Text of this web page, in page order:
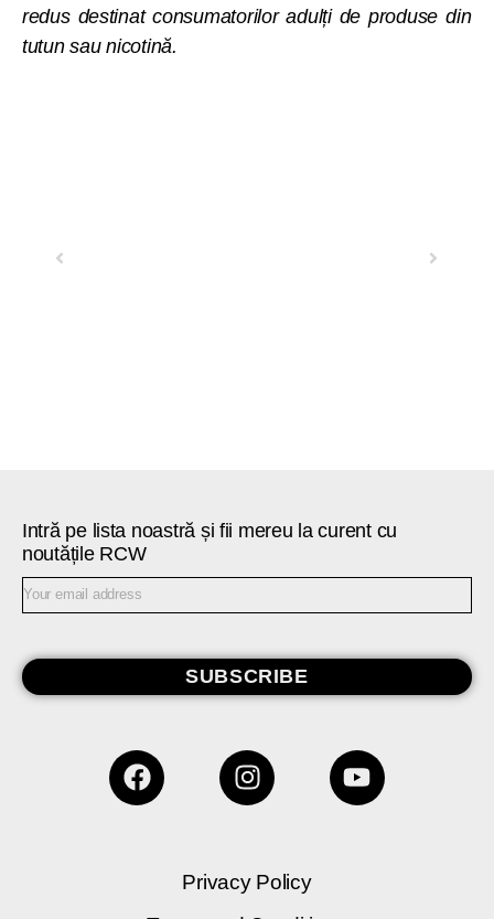
redus destinat consumatorilor adulți de produse din
tutun sau nicotină.
Intră pe lista noastră și fii mereu la curent cu
noutățile RCW
SUBSCRIBE
Privacy Policy